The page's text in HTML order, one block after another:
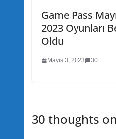
Game Pass
2023 Oyunları
Oldu
Mayıs 3, 2023 30
30 thoughts